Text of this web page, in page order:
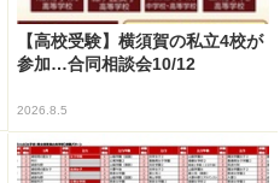
【高校受験】横須賀の私立4校が
参加…合同相談会10/12
2026.8.5